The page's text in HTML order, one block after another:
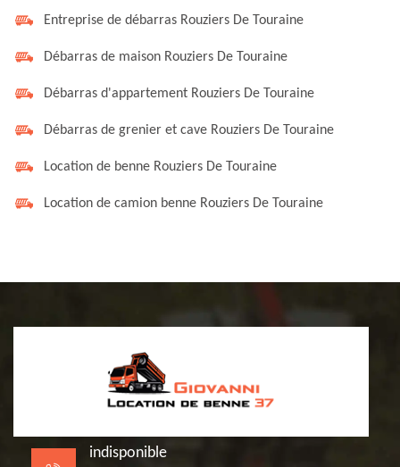
Entreprise de débarras Rouziers De Touraine
Débarras de maison Rouziers De Touraine
Débarras d'appartement Rouziers De Touraine
Débarras de grenier et cave Rouziers De Touraine
Location de benne Rouziers De Touraine
Location de camion benne Rouziers De Touraine
indisponible